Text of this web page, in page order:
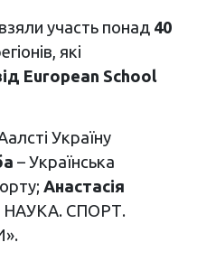
участь понад 40
які
European School
Україну
– Українська
Анастасія
СПОРТ.